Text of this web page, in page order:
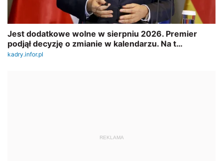
REKLAMA